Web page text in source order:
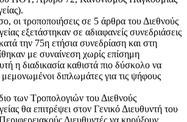
οι τροποποιήσεις σε 5 άρθρα του Διεθνούς
εξετάστηκαν σε αδιαφανείς συνεδριάσεις
την 75η ετήσια συνεδρίαση και στη
με συναίνεση χωρίς επίσημη
η διαδικασία καθιστά πιο δύσκολο να
διπλωμάτες για τις ψήφους
των Τροπολογιών του Διεθνούς
θα επιτρέψει στον Γενικό Διευθυντή του